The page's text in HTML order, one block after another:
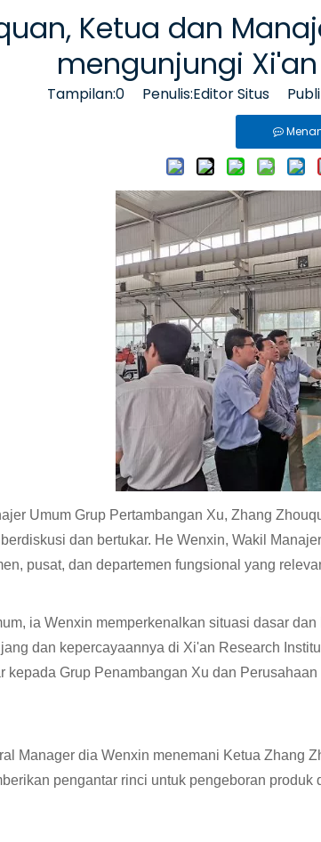
Ketua dan
mengunjungi
Tampilan:0Penulis:Editor Situs
Umum Grup Pertambangan Xu, Zhang
dan bertukar. He Wenxin, Wakil
pusat, dan departemen fungsional yang
ia Wenxin memperkenalkan situasi dasar
dan kepercayaannya di Xi'an Research
kepada Grup Penambangan Xu dan
Manager dia Wenxin menemani Ketua
pengantar rinci untuk pengeboran